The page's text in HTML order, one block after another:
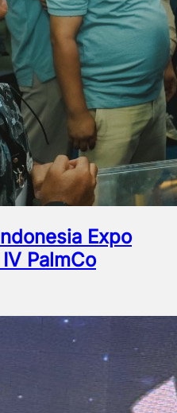
Expo
PalmCo